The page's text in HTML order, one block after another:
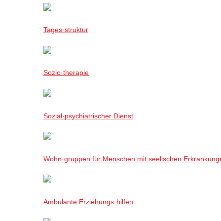
Tages·struktur
Sozio·therapie
Sozial·psychiatrischer Dienst
Wohn·gruppen für Menschen mit seelischen
Ambulante Erziehungs·hilfen